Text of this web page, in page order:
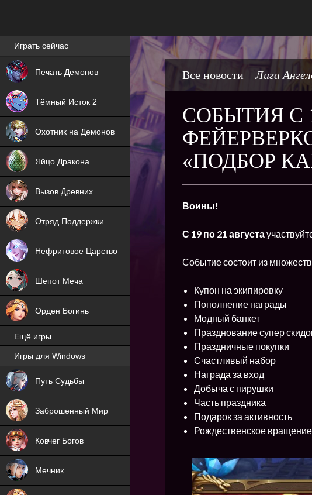
Все новости Лига
СОБЫТИЯ С
«ПОДБОР
Воины!
С 19 по 21 августа
Событие состоит из
Купон на экипировку
Пополнение награды
Модный банкет
Празднование супер
Праздничные покупки
Счастливый набор
Награда за вход
Добыча с пирушки
Часть праздника
Подарок за активность
Рождественское вращение
Лучшие игры онлайн
Играть сейчас
Печать Демонов
NEW
Тёмный Исток 2
NEW
Охотник на Демонов
ХИТ
Яйцо Дракона
NEW
Вызов Древних
ХИТ
Отряд Поддержки
ХИТ
Нефритовое Царство
Шепот Меча
Орден Богинь
Ещё игры
Игры для Windows
Путь Судьбы
Заброшенный Мир
NEW
Ковчег Богов
Мечник